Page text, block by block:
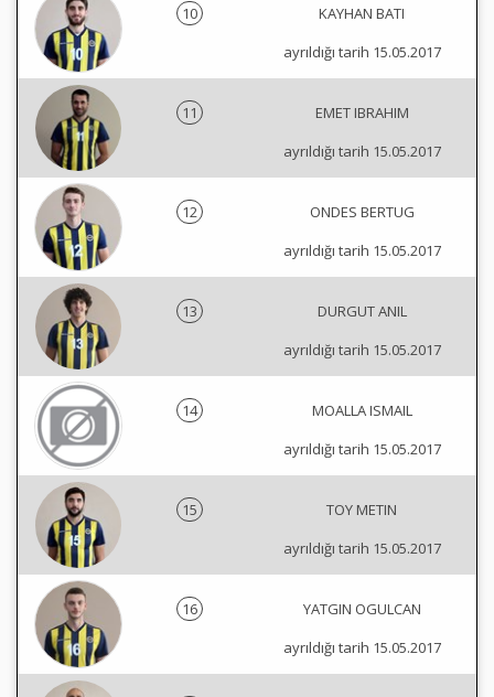
10
KAYHAN BATI
ayrıldığı tarih 15.05.2017
11
EMET IBRAHIM
ayrıldığı tarih 15.05.2017
12
ONDES BERTUG
ayrıldığı tarih 15.05.2017
13
DURGUT ANIL
ayrıldığı tarih 15.05.2017
14
MOALLA ISMAIL
ayrıldığı tarih 15.05.2017
15
TOY METIN
ayrıldığı tarih 15.05.2017
16
YATGIN OGULCAN
ayrıldığı tarih 15.05.2017